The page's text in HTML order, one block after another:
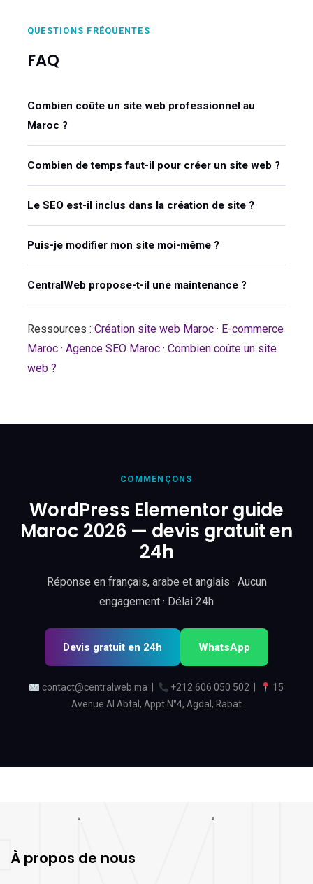
QUESTIONS FRÉQUENTES
FAQ
Combien coûte un site web professionnel au
Maroc ?
Combien de temps faut-il pour créer un site web ?
Le SEO est-il inclus dans la création de site ?
Puis-je modifier mon site moi-même ?
CentralWeb propose-t-il une maintenance ?
Ressources : Création site web Maroc · E-commerce
Maroc · Agence SEO Maroc · Combien coûte un site
web ?
COMMENÇONS
WordPress Elementor guide
Maroc 2026 — devis gratuit en
24h
Réponse en français, arabe et anglais · Aucun
engagement · Délai 24h
Devis gratuit en 24h WhatsApp
contact@centralweb.ma +212 606 050 502
15
Avenue Al Abtal, Appt N°4, Agdal, Rabat
À propos de nous